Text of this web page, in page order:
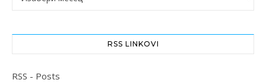
RSS LINKOVI
RSS - Posts